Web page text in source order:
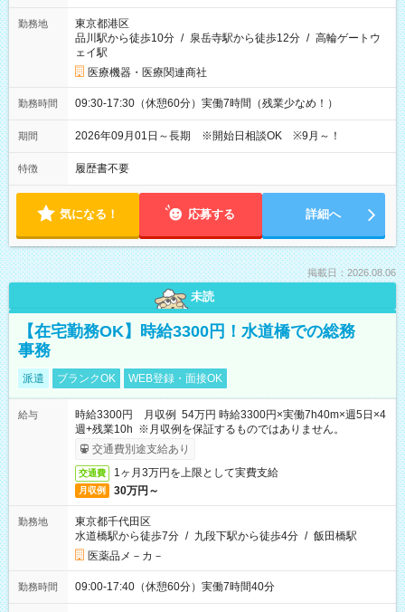
勤務地
東京都港区
品川駅から徒歩10分 / 泉岳寺駅から徒歩12分 / 高輪ゲートウ
ェイ駅
医療機器・医療関連商社
勤務時間 09:30-17:30（休憩60分）実働7時間（残業少なめ！）
期間 2026年09月01日～長期 ※開始日相談OK ※9月～！
特徴 履歴書不要
気になる！ 応募する 詳細へ
掲載日：2026.08.06
未読
【在宅勤務OK】時給3300円！水道橋での総務
事務
派遣 ブランクOK WEB登録・面接OK
給与
時給3300円 月収例 54万円 時給3300円×実働7h40m×週5日×4
週+残業10h ※月収例を保証するものではありません。
交通費別途支給あり
交通費 1ヶ月3万円を上限として実費支給
月収例 30万円～
勤務地
東京都千代田区
水道橋駅から徒歩7分 / 九段下駅から徒歩4分 / 飯田橋駅
医薬品メ－カ－
勤務時間 09:00-17:40（休憩60分）実働7時間40分